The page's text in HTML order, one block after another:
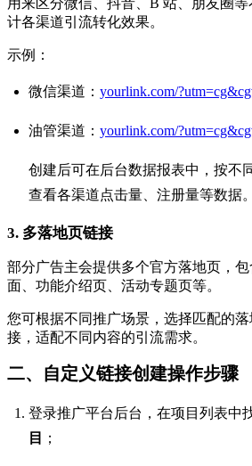
计各渠道引流转化效果。
示例：
微信渠道： yourlink.com/
油管渠道： yourlink.com/
创建后可在后台数据报表中，按不
查看各渠道点击量、注册量等数据。
3. 多落地页链接
部分广告主会提供多个官方落地页，
面、功能介绍页、活动专题页等。
您可根据不同推广场景，选择匹配的
接，适配不同内容的引流需求。
二、自定义链接创建操作步骤
登录推广平台后台，在项目列表中
目
；